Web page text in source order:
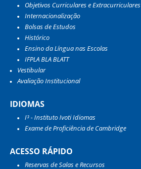
Objetivos Curriculares e Extracurriculares
Internacionalização
Bolsas de Estudos
Histórico
Ensino da Língua nas Escolas
IFPLA BLA BLATT
Vestibular
Avaliação Institucional
IDIOMAS
I³ - Instituto Ivoti Idiomas
Exame de Proficiência de Cambridge
ACESSO RÁPIDO
Reservas de Salas e Recursos